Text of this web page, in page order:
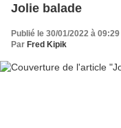
Jolie balade
Publié le 30/01/2022 à 09:29
Par Fred Kipik